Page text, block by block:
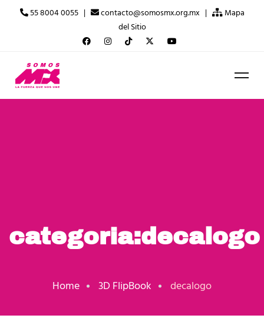
55 8004 0055 | contacto@somosmx.org.mx |
Mapa
del Sitio
categoria:decalogo
Home 3D FlipBook decalogo